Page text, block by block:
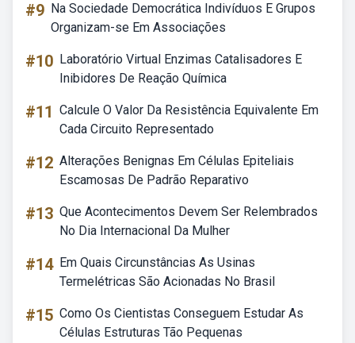
#9 Na Sociedade Democrática Indivíduos E Grupos
Organizam-se Em Associações
#10 Laboratório Virtual Enzimas Catalisadores E
Inibidores De Reação Química
#11 Calcule O Valor Da Resistência Equivalente Em
Cada Circuito Representado
#12 Alterações Benignas Em Células Epiteliais
Escamosas De Padrão Reparativo
#13 Que Acontecimentos Devem Ser Relembrados
No Dia Internacional Da Mulher
#14 Em Quais Circunstâncias As Usinas
Termelétricas São Acionadas No Brasil
#15 Como Os Cientistas Conseguem Estudar As
Células Estruturas Tão Pequenas